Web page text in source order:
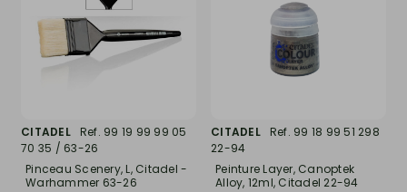
CITADEL
Ref. 99 19 99 99 05
70 35 / 63-26
Pinceau Scenery, L, Citadel -
Warhammer 63-26
CITADEL
Ref. 99 18 99 51 298
22-94
Peinture Layer, Canoptek
Alloy, 12ml, Citadel 22-94